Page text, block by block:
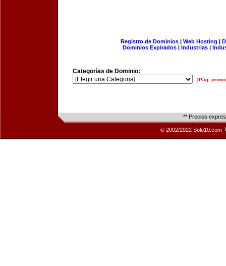
Registro de Dominios| Web Hosting |
Dominios Expirados | Industrias |
Categorías de Dominio:
[Pág.
** Precios
© 2002/2022 Solo10.com